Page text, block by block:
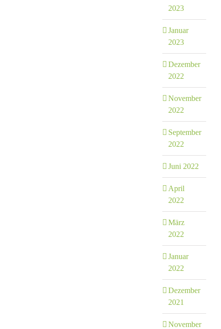
2023
Januar
2023
Dezember
2022
November
2022
September
2022
Juni 2022
April
2022
März
2022
Januar
2022
Dezember
2021
November